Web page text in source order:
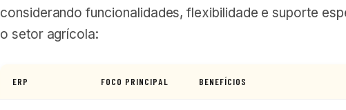
considerando funcionalidades, flexibilidade e suporte
o setor agrícola:
ERP FOCO PRINCIPAL BENEFÍCIOS